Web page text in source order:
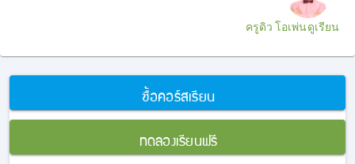
ครูดิว โอเพ่นดูเรียน
ซื้อคอร์สเรียน
ทดลองเรียนฟรี